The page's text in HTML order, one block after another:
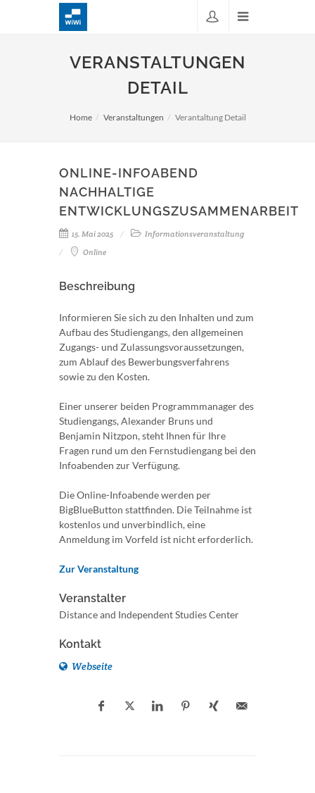
VERANSTALTUNGEN
DETAIL
Home Veranstaltungen Verantaltung Detail
ONLINE-INFOABEND
NACHHALTIGE
ENTWICKLUNGSZUSAMMENARBEIT
15. Mai 2025
Informationsveranstaltung
Online
Beschreibung
Informieren Sie sich zu den Inhalten und zum
Aufbau des Studiengangs, den allgemeinen
Zugangs- und Zulassungsvoraussetzungen,
zum Ablauf des Bewerbungsverfahrens
sowie zu den Kosten.
Einer unserer beiden Programmmanager des
Studiengangs, Alexander Bruns und
Benjamin Nitzpon, steht Ihnen für Ihre
Fragen rund um den Fernstudiengang bei den
Infoabenden zur Verfügung.
Die Online-Infoabende werden per
BigBlueButton stattfinden. Die Teilnahme ist
kostenlos und unverbindlich, eine
Anmeldung im Vorfeld ist nicht erforderlich.
Zur Veranstaltung
Veranstalter
Distance and Independent Studies Center
Kontakt
Webseite